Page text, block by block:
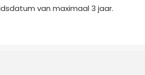
van maximaal 3 jaar.